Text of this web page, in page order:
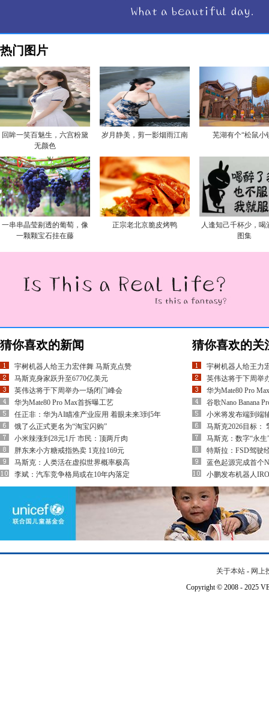
热门图片
回眸一笑百魅生，六宫粉黛
无颜色
岁月静美，剪一影烟雨江南 芜湖有个“松鼠小
一串串晶莹剔透的葡萄，像
一颗颗宝石挂在藤
正宗老北京脆皮烤鸭
人逢知己千杯少，喝
图集
猜你喜欢的新闻
宇树机器人给王力宏伴舞 马斯克点赞
马斯克身家跃升至6770亿美元
英伟达将于下周举办一场闭门峰会
华为Mate80 Pro Max首拆曝工艺
任正非：华为AI瞄准产业应用 着眼未来3到5年
饿了么正式更名为“淘宝闪购”
小米辣涨到28元1斤 市民：顶两斤肉
胖东来小方糖戒指热卖 1克拉169元
马斯克：人类活在虚拟世界概率极高
李斌：汽车竞争格局或在10年内落定
猜你喜欢的关
宇树机器人给王力
英伟达将于下周举
华为Mate80 Pro
谷歌Nano Banana
小米将发布端到端
马斯克2026目标：
马斯克：数字“永
特斯拉：FSD驾驶
蓝色起源完成首个
小鹏发布机器人
关于本站 - 网上
Copyright © 2008 - 2025